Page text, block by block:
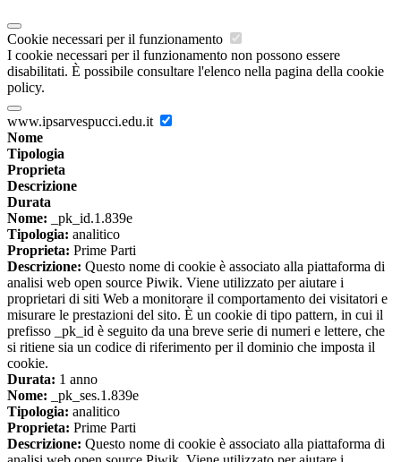
Cookie necessari per il funzionamento
I cookie necessari per il funzionamento non possono essere
disabilitati. È possibile consultare l'elenco nella pagina della cookie
policy.
www.ipsarvespucci.edu.it
Nome
Tipologia
Proprieta
Descrizione
Durata
Nome: _pk_id.1.839e
Tipologia: analitico
Proprieta: Prime Parti
Descrizione: Questo nome di cookie è associato alla piattaforma di
analisi web open source Piwik. Viene utilizzato per aiutare i
proprietari di siti Web a monitorare il comportamento dei visitatori e
misurare le prestazioni del sito. È un cookie di tipo pattern, in cui il
prefisso _pk_id è seguito da una breve serie di numeri e lettere, che
si ritiene sia un codice di riferimento per il dominio che imposta il
cookie.
Durata: 1 anno
Nome: _pk_ses.1.839e
Tipologia: analitico
Proprieta: Prime Parti
Descrizione: Questo nome di cookie è associato alla piattaforma di